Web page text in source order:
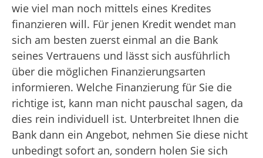
wie viel man noch mittels eines Kredites
finanzieren will. Für jenen Kredit wendet man
sich am besten zuerst einmal an die Bank
seines Vertrauens und lässt sich ausführlich
über die möglichen Finanzierungsarten
informieren. Welche Finanzierung für Sie die
richtige ist, kann man nicht pauschal sagen, da
dies rein individuell ist. Unterbreitet Ihnen die
Bank dann ein Angebot, nehmen Sie diese nicht
unbedingt sofort an, sondern holen Sie sich